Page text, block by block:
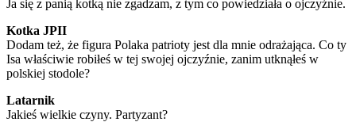
Ja się z panią kotką nie zgadzam, z tym co powiedziała o ojczyźnie.
Kotka JPII
Dodam też, że figura Polaka patrioty jest dla mnie odrażająca. Co ty
Isa właściwie robiłeś w tej swojej ojczyźnie, zanim utknąłeś w
polskiej stodole?
Latarnik
Jakieś wielkie czyny. Partyzant?